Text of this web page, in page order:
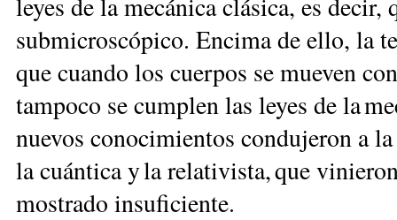
submicroscópico. Encima de ello, la
que cuando los cuerpos se mueven
tampoco se cumplen las leyes de la
nuevos conocimientos condujeron a
la cuántica y la relativista, que
mostrado insuficiente.